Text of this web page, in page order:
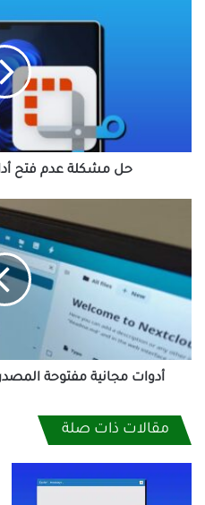
11
حل مشكلة عدم فتح
مفتوحة
حياة
أسهل
أدوات مجانية مفتوحة
مقالات ذات صلة